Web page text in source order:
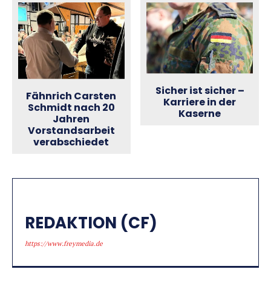
Fähnrich Carsten
Schmidt nach 20
Jahren
Vorstandsarbeit
verabschiedet
Sicher ist sicher –
Karriere in der
Kaserne
REDAKTION (CF)
https://www.freymedia.de